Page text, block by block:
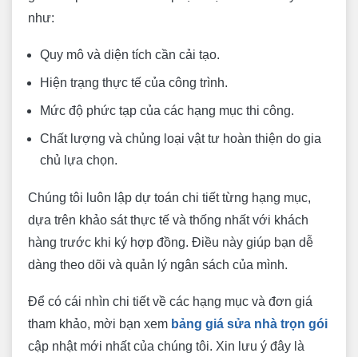
như:
Quy mô và diện tích cần cải tạo.
Hiện trạng thực tế của công trình.
Mức độ phức tạp của các hạng mục thi công.
Chất lượng và chủng loại vật tư hoàn thiện do gia
chủ lựa chọn.
Chúng tôi luôn lập dự toán chi tiết từng hạng mục,
dựa trên khảo sát thực tế và thống nhất với khách
hàng trước khi ký hợp đồng. Điều này giúp bạn dễ
dàng theo dõi và quản lý ngân sách của mình.
Để có cái nhìn chi tiết về các hạng mục và đơn giá
tham khảo, mời bạn xem bảng giá sửa nhà trọn gói
cập nhật mới nhất của chúng tôi. Xin lưu ý đây là